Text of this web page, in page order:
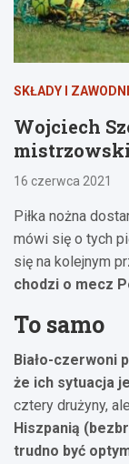
SKŁADY I
Wojciech
16 czerwca 2021
Piłka nożna
mówi się o tych
się na kolejnym
chodzi o mecz
To samo
Biało-czerwoni
że ich sytuacja
cztery drużyny,
Hiszpanią
trudno być